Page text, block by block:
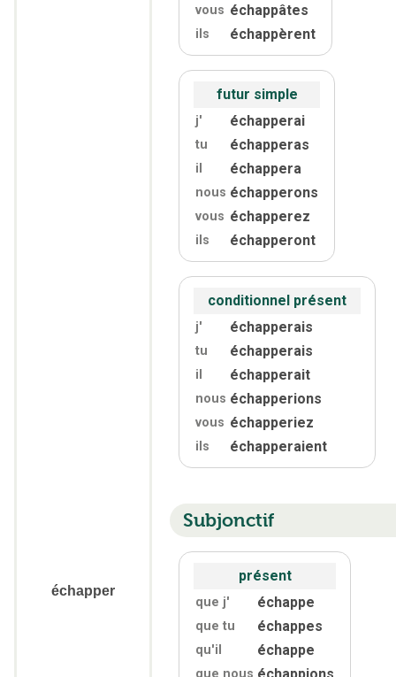
échapper
vous échappâtes
ils échappèrent
futur simple
j' échapperai
tu échapperas
il échappera
nous échapperons
vous échapperez
ils échapperont
conditionnel présent
j' échapperais
tu échapperais
il échapperait
nous échapperions
vous échapperiez
ils échapperaient
Subjonctif
présent
que j' échappe
que tu échappes
qu'il échappe
que nous échappions